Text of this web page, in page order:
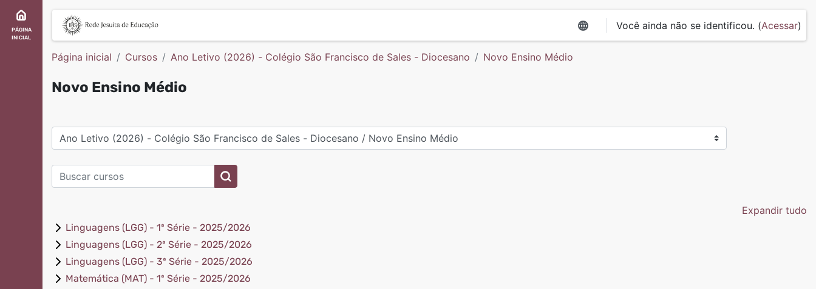
Você ainda não se identificou. (Acessar)
PÁGINA
INICIAL
Página inicial Cursos Ano Letivo (2026) - Colégio São Francisco de Sales - Diocesano Novo Ensino Médio
Novo Ensino Médio
Categorias de Cursos
Buscar cursos
Buscar cursos
Expandir tudo
Linguagens (LGG) - 1ª Série - 2025/2026
Linguagens (LGG) - 2ª Série - 2025/2026
Linguagens (LGG) - 3ª Série - 2025/2026
Matemática (MAT) - 1ª Série - 2025/2026